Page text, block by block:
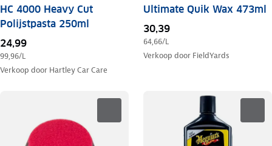
HC 4000 Heavy Cut
Polijstpasta 250ml
24,99
99,96/L
Verkoop door Hartley Car Care
Ultimate Quik Wax 473ml
30,39
64,66/L
Verkoop door FieldYards